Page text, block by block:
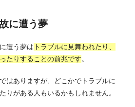
に遭う夢
遭う夢は トラブルに見舞われたり、
たりすることの前兆です。
はありますが、どこかでトラブルに
りがある人もいるかもしれません。